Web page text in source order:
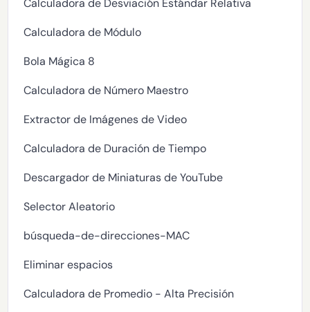
Calculadora de Desviación Estándar Relativa
Calculadora de Módulo
Bola Mágica 8
Calculadora de Número Maestro
Extractor de Imágenes de Video
Calculadora de Duración de Tiempo
Descargador de Miniaturas de YouTube
Selector Aleatorio
búsqueda-de-direcciones-MAC
Eliminar espacios
Calculadora de Promedio - Alta Precisión